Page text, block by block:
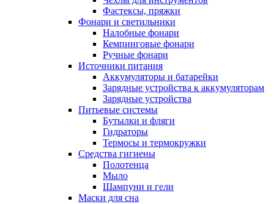
Фастексы, пряжки
Фонари и светильники
Налобные фонари
Кемпинговые фонари
Ручные фонари
Источники питания
Аккумуляторы и батарейки
Зарядные устройства к аккумуляторам
Зарядные устройства
Питьевые системы
Бутылки и фляги
Гидраторы
Термосы и термокружки
Средства гигиены
Полотенца
Мыло
Шампуни и гели
Маски для сна